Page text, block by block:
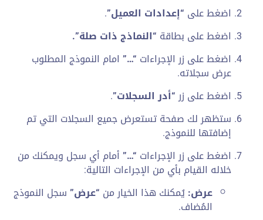
اضغط على “إعدادات العميل”.
اضغط على بطاقة “النماذج ذات صلة”.
اضغط على زر الإجراءات “…” امام النموذج المطلوب
عرض سجلاته.
اضغط على زر“أدر السجلات”.
ستظهر لك صفحة تستعرض جميع السجلات التي تم
إضافتها للنموذج.
اضغط على زر الإجراءات “…”أمام أي سجل ويمكنك من
خلاله القيام بأي من الإجراءات التالية:
عرض:يُمكنك هذا الخيار من “عرض”سجل النموذج
المُضاف.